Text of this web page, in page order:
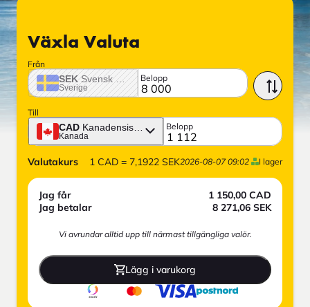
Växla Valuta
Från
SEK Svensk krona
Sverige
Belopp
Till
CAD Kanadensisk dollar
Kanada
Belopp
Valutakurs 1 CAD = 7,1922 SEK2026-08-07 09:02 I lager
Jag får 1 150,00 CAD
Jag betalar
8 271,06 SEK
Vi avrundar alltid upp till närmast tillgängliga valör.
Lägg i varukorg